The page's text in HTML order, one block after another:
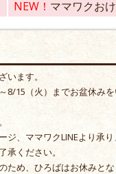
NEW！ ママワクお
います。
8/15（火）までお盆休み
ジ、ママワクLINEより承
承ください。
ため、ひろばはお休みと